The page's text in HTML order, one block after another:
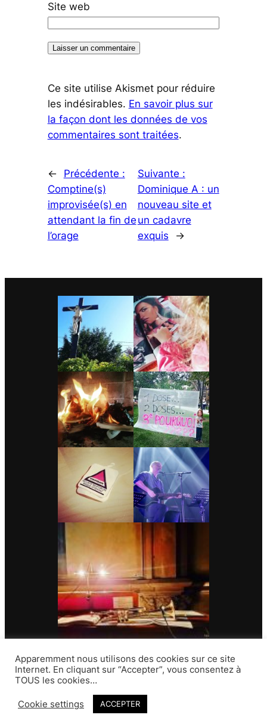
Site web
Ce site utilise Akismet pour réduire
les indésirables. En savoir plus sur
la façon dont les données de vos
commentaires sont traitées.
←
Précédente :
Comptine(s)
improvisée(s) en
attendant la fin de
l’orage
Suivante :
Dominique A : un
nouveau site et
un cadavre
exquis
→
Contact
Apparemment nous utilisons des cookies sur ce site
Internet. En cliquant sur “Accepter”, vous consentez à
TOUS les cookies…
Cookie settings ACCEPTER